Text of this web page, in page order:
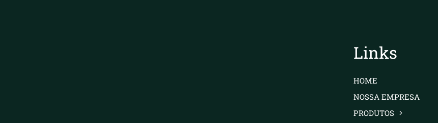
Links
HOME
NOSSA EMPRESA
PRODUTOS